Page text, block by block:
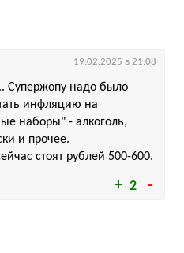
2
Супержопу надо было
инфляцию на
наборы" - алкоголь,
и прочее.
стоят рублей 500-600.
19.02.2025 в 21:08